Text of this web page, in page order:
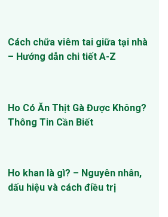
Cách chữa viêm tai giữa tại nhà
– Hướng dẫn chi tiết A-Z
Ho Có Ăn Thịt Gà Được Không?
Thông Tin Cần Biết
Ho khan là gì? – Nguyên nhân,
dấu hiệu và cách điều trị